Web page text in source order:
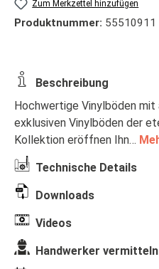
Zum Merkzettel hinzufügen
Produktnummer: 55510911
Beschreibung
Hochwertige Vinylböden
exklusiven Vinylböden der
Kollektion eröffnen Ihn…
Technische Details
Downloads
Videos
Handwerker vermitteln